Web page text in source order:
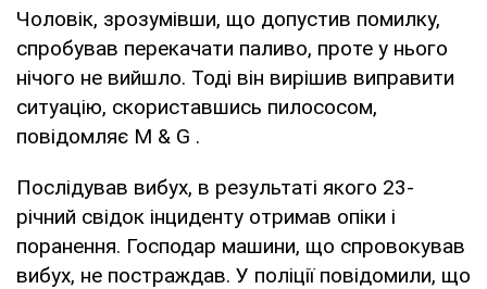
Чоловік, зрозумівши, що допустив помилку,
спробував перекачати паливо, проте у нього
нічого не вийшло. Тоді він вирішив виправити
ситуацію, скориставшись пилососом,
повідомляє M & G .
Послідував вибух, в результаті якого 23-
річний свідок інциденту отримав опіки і
поранення. Господар машини, що спровокував
вибух, не постраждав. У поліції повідомили, що